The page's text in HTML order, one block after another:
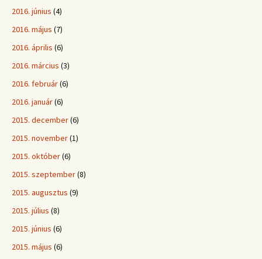
2016. június (4)
2016. május (7)
2016. április (6)
2016. március (3)
2016. február(6)
2016. január(6)
2015. december(6)
2015. november(1)
2015. október(6)
2015. szeptember(8)
2015. augusztus (9)
2015. július (8)
2015. június (6)
2015. május (6)